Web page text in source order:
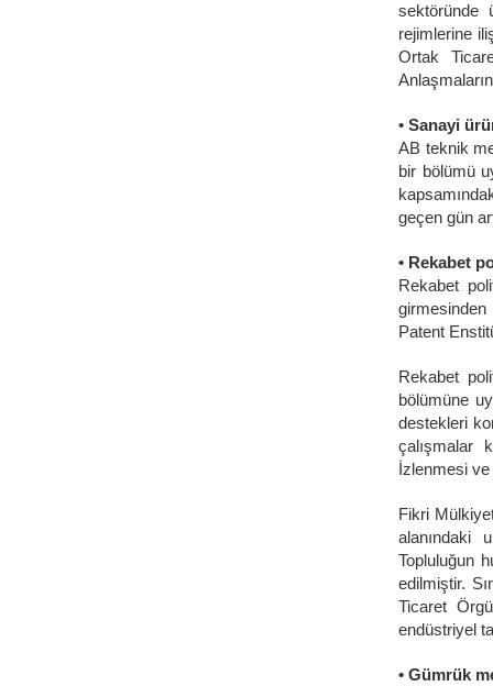
sektöründe
rejimlerine
Ortak
• Sanayi
AB teknik
bir bölümü
geçen gün
• Rekabet
Rekabet
Patent
Rekabet
bölümüne
destekleri
çalışmalar
İzlenmesi
Fikri
alanındaki
Topluluğun
edilmiştir.
Ticaret
endüstriyel
• Gümrük